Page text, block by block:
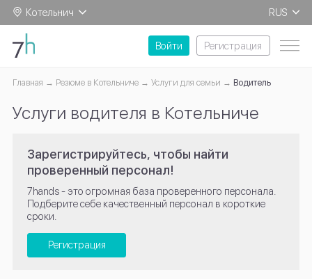
Котельнич
RUS
EN
Войти
Регистрация
Главная Резюме в Котельниче Услуги для семьи Водитель
Услуги водителя в Котельниче
Зарегистрируйтесь, чтобы найти
проверенный персонал!
7hands - это огромная база проверенного персонала.
Подберите себе качественный персонал в короткие
сроки.
Регистрация